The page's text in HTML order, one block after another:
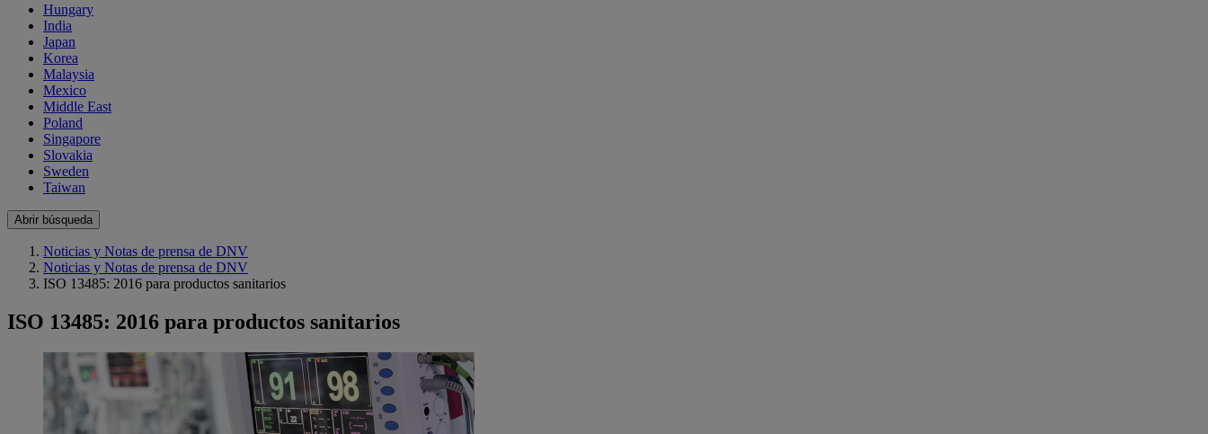
Hungary
India
Japan
Korea
Malaysia
Mexico
Middle East
Poland
Singapore
Slovakia
Sweden
Taiwan
Abrir búsqueda
Noticias y Notas de prensa de DNV
Noticias y Notas de prensa de DNV
ISO 13485: 2016 para productos sanitarios
ISO 13485: 2016 para productos sanitarios